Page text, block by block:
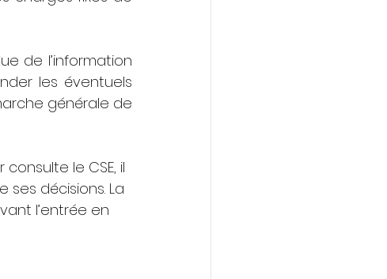
de l’information
les éventuels
générale de
le CSE, il
décisions. La
l’entrée en